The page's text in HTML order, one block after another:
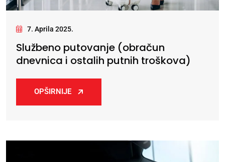
7. Aprila 2025.
Službeno putovanje (obračun
dnevnica i ostalih putnih troškova)
OPŠIRNIJE